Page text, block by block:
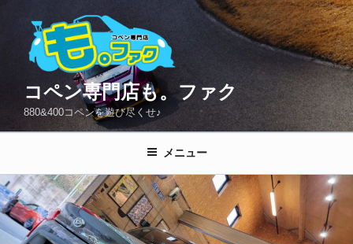
プ
コペン専門店も。ファク
880&400コペンを遊び尽くせ♪
メニュー